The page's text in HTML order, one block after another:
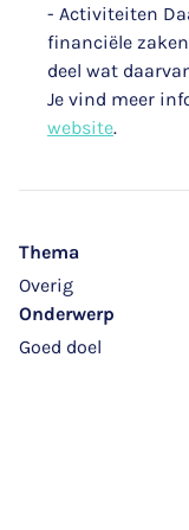
- Activiteiten
financiële
deel wat
Je vind meer
website.
Thema
Overig
Onderwerp
Goed doel